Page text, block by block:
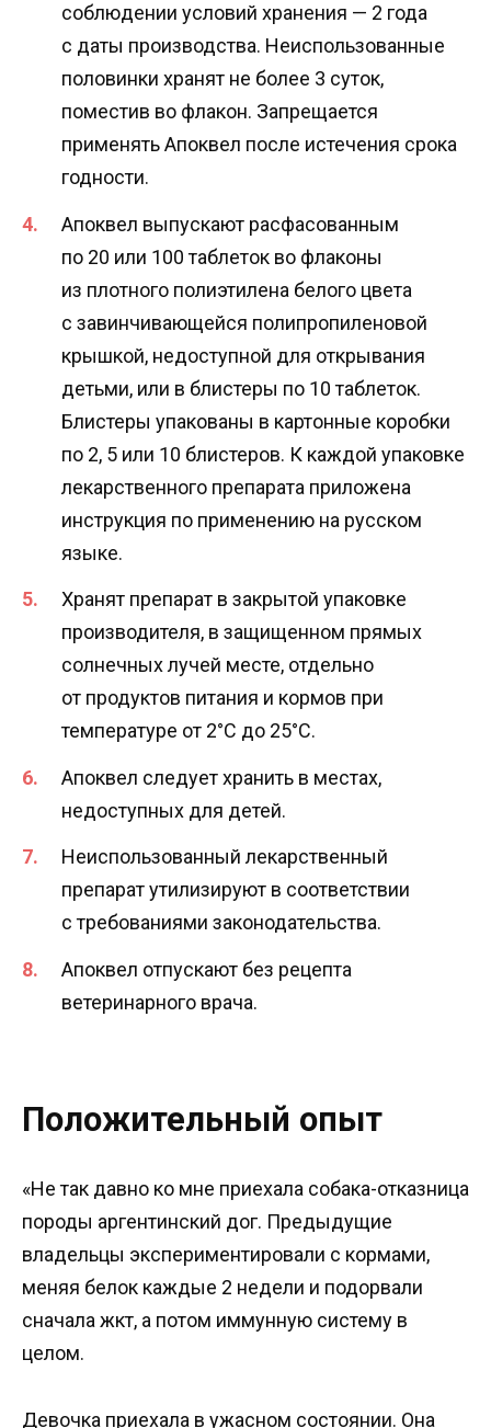
соблюдении условий хранения — 2 года
с даты производства. Неиспользованные
половинки хранят не более 3 суток,
поместив во флакон. Запрещается
применять Апоквел после истечения срока
годности.
Апоквел выпускают расфасованным
по 20 или 100 таблеток во флаконы
из плотного полиэтилена белого цвета
с завинчивающейся полипропиленовой
крышкой, недоступной для открывания
детьми, или в блистеры по 10 таблеток.
Блистеры упакованы в картонные коробки
по 2, 5 или 10 блистеров. К каждой упаковке
лекарственного препарата приложена
инструкция по применению на русском
языке.
Хранят препарат в закрытой упаковке
производителя, в защищенном прямых
солнечных лучей месте, отдельно
от продуктов питания и кормов при
температуре от 2°C до 25°C.
Апоквел следует хранить в местах,
недоступных для детей.
Неиспользованный лекарственный
препарат утилизируют в соответствии
с требованиями законодательства.
Апоквел отпускают без рецепта
ветеринарного врача.
Положительный опыт
«Не так давно ко мне приехала собака-отказница
породы аргентинский дог. Предыдущие
владельцы экспериментировали с кормами,
меняя белок каждые 2 недели и подорвали
сначала жкт, а потом иммунную систему в
целом.
Девочка приехала в ужасном состоянии. Она